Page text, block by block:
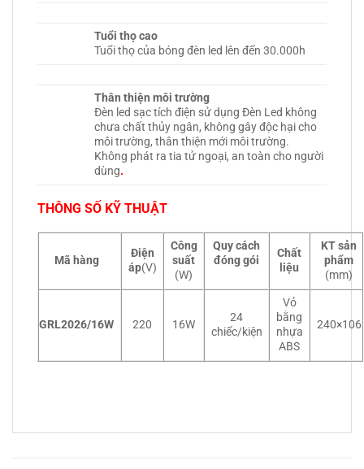
Tuổi thọ cao
Tuổi thọ của bóng đèn led lên đến 30.000h
Thân thiện môi trường
Đèn led sạc tích điện sử dụng Đèn Led không
chưa chất thủy ngân, không gây độc hại cho
môi trường, thân thiện mới môi trường.
Không phát ra tia tử ngoại, an toàn cho người
dùng.
THÔNG SỐ KỸ THUẬT
Mã hàng
Điện
áp(V)
Công
suất
(W)
Quy cách
đóng gói
Chất
liệu
KT sản
phẩm
(mm)
GRL2026/16W 220 16W
24
chiếc/kiện
Vỏ
bằng
nhựa
ABS
240×106